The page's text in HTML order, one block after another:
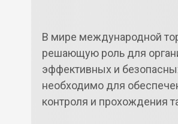
В мире международной
решающую роль для
эффективных и
необходимо для
контроля и прохождения